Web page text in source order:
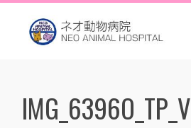
Skip
content
IMG_6396O_TP_V